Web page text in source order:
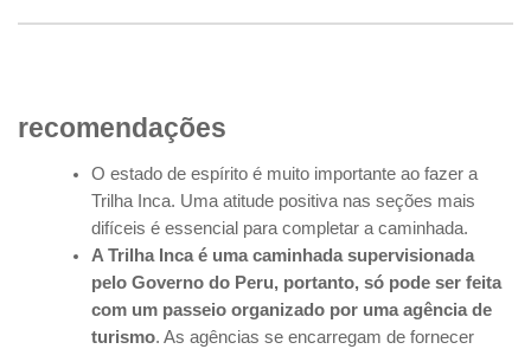
recomendações
O estado de espírito é muito importante ao fazer a
Trilha Inca. Uma atitude positiva nas seções mais
difíceis é essencial para completar a caminhada.
A Trilha Inca é uma caminhada supervisionada
pelo Governo do Peru, portanto, só pode ser feita
com um passeio organizado por uma agência de
turismo. As agências se encarregam de fornecer